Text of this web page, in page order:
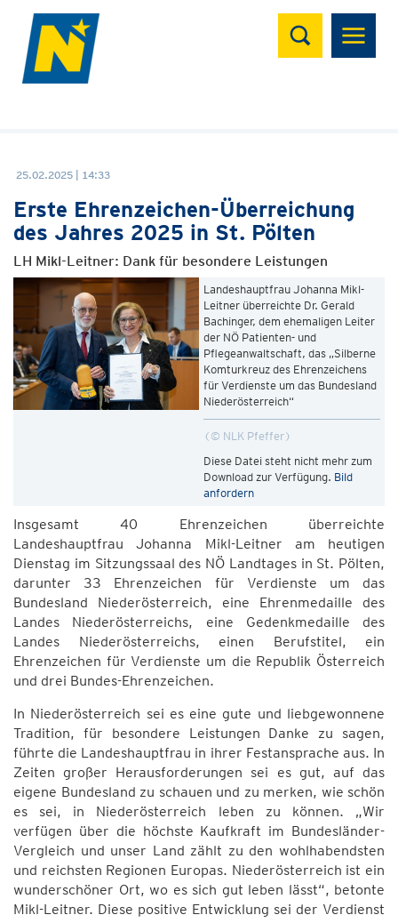
Suchen
25.02.2025 | 14:33
Erste Ehrenzeichen-Überreichung
des Jahres 2025 in St. Pölten
LH Mikl-Leitner: Dank für besondere Leistungen
Landeshauptfrau Johanna Mikl-
Leitner überreichte Dr. Gerald
Bachinger, dem ehemaligen Leiter
der NÖ Patienten- und
Pflegeanwaltschaft, das „Silberne
Komturkreuz des Ehrenzeichens
für Verdienste um das Bundesland
Niederösterreich“
© NLK Pfeffer
Diese Datei steht nicht mehr zum
Download zur Verfügung. Bild
anfordern
Insgesamt 40 Ehrenzeichen überreichte
Landeshauptfrau Johanna Mikl-Leitner am heutigen
Dienstag im Sitzungssaal des NÖ Landtages in St. Pölten,
darunter 33 Ehrenzeichen für Verdienste um das
Bundesland Niederösterreich, eine Ehrenmedaille des
Landes Niederösterreichs, eine Gedenkmedaille des
Landes Niederösterreichs, einen Berufstitel, ein
Ehrenzeichen für Verdienste um die Republik Österreich
und drei Bundes-Ehrenzeichen.
In Niederösterreich sei es eine gute und liebgewonnene
Tradition, für besondere Leistungen Danke zu sagen,
führte die Landeshauptfrau in ihrer Festansprache aus. In
Zeiten großer Herausforderungen sei es gut, auf das
eigene Bundesland zu schauen und zu merken, wie schön
es sei, in Niederösterreich leben zu können. „Wir
verfügen über die höchste Kaufkraft im Bundesländer-
Vergleich und unser Land zählt zu den wohlhabendsten
und reichsten Regionen Europas. Niederösterreich ist ein
wunderschöner Ort, wo es sich gut leben lässt“, betonte
Mikl-Leitner. Diese positive Entwicklung sei der Verdienst